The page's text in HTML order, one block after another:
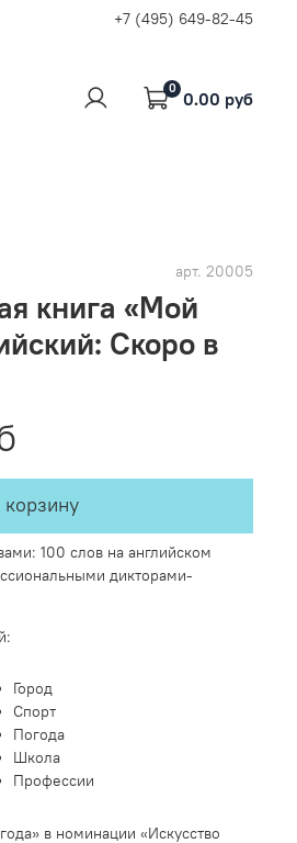
+7 (495) 649-82-45
0 0.00 руб
арт. 20005
книга «Мой
Скоро в
корзину
100 слов на английском
дикторами-
Город
Спорт
Погода
Школа
Профессии
в номинации «Искусство